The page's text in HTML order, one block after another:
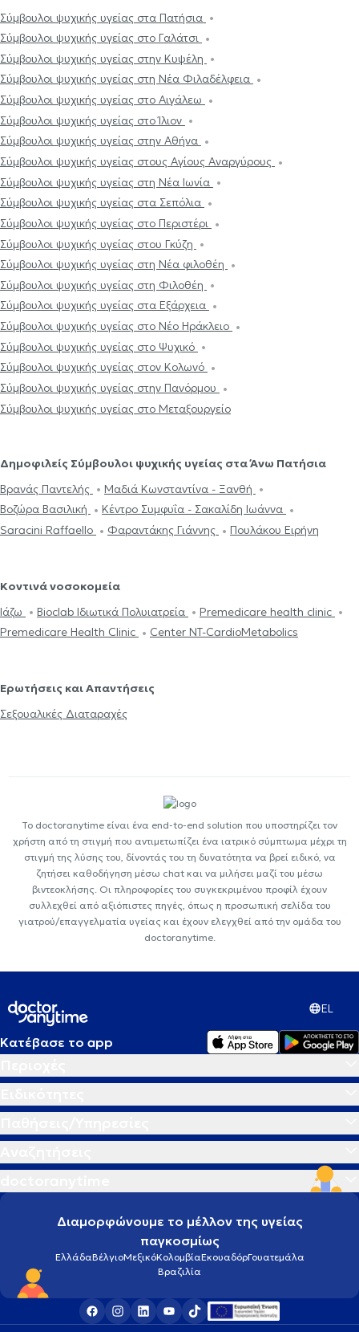
Σύμβουλοι ψυχικής υγείας στα Πατήσια
Σύμβουλοι ψυχικής υγείας στο Γαλάτσι
Σύμβουλοι ψυχικής υγείας στην Κυψέλη
Σύμβουλοι ψυχικής υγείας στη Νέα Φιλαδέλφεια
Σύμβουλοι ψυχικής υγείας στο Αιγάλεω
Σύμβουλοι ψυχικής υγείας στο Ίλιον
Σύμβουλοι ψυχικής υγείας στην Αθήνα
Σύμβουλοι ψυχικής υγείας στους Αγίους Αναργύρους
Σύμβουλοι ψυχικής υγείας στη Νέα Ιωνία
Σύμβουλοι ψυχικής υγείας στα Σεπόλια
Σύμβουλοι ψυχικής υγείας στο Περιστέρι
Σύμβουλοι ψυχικής υγείας στου Γκύζη
Σύμβουλοι ψυχικής υγείας στη Νέα φιλοθέη
Σύμβουλοι ψυχικής υγείας στη Φιλοθέη
Σύμβουλοι ψυχικής υγείας στα Εξάρχεια
Σύμβουλοι ψυχικής υγείας στο Νέο Ηράκλειο
Σύμβουλοι ψυχικής υγείας στο Ψυχικό
Σύμβουλοι ψυχικής υγείας στον Κολωνό
Σύμβουλοι ψυχικής υγείας στην Πανόρμου
Σύμβουλοι ψυχικής υγείας στο Μεταξουργείο
Δημοφιλείς Σύμβουλοι ψυχικής υγείας στα Άνω Πατήσια
Βρανάς Παντελής
Μαδιά Κωνσταντίνα - Ξανθή
Βοζώρα Βασιλική
Κέντρο Συμφυΐα - Σακαλίδη Ιωάννα
Saracini Raffaello
Φαραντάκης Γιάννης Πουλάκου Ειρήνη
Κοντινά νοσοκομεία
Ιάζω
Bioclab Ιδιωτικά Πολυιατρεία
Premedicare health clinic
Premedicare Health Clinic
Center NT-CardioMetabolics
Ερωτήσεις και Απαντήσεις
Σεξουαλικές Διαταραχές
Το doctoranytime είναι ένα end-to-end solution που υποστηρίζει τον
χρήστη από τη στιγμή που αντιμετωπίζει ένα ιατρικό σύμπτωμα μέχρι τη
στιγμή της λύσης του, δίνοντάς του τη δυνατότητα να βρεί ειδικό, να
ζητήσει καθοδήγηση μέσω chat και να μιλήσει μαζί του μέσω
βιντεοκλήσης. Οι πληροφορίες του συγκεκριμένου προφίλ έχουν
συλλεχθεί από αξιόπιστες πηγές, όπως η προσωπική σελίδα του
γιατρού/επαγγελματία υγείας και έχουν ελεγχθεί από την ομάδα του
doctoranytime.
EL
Κατέβασε το app
Διαμορφώνουμε το μέλλον της υγείας
παγκοσμίως
ΕλλάδαΒέλγιοΜεξικόΚολομβίαΕκουαδόρΓουατεμάλα
Βραζιλία